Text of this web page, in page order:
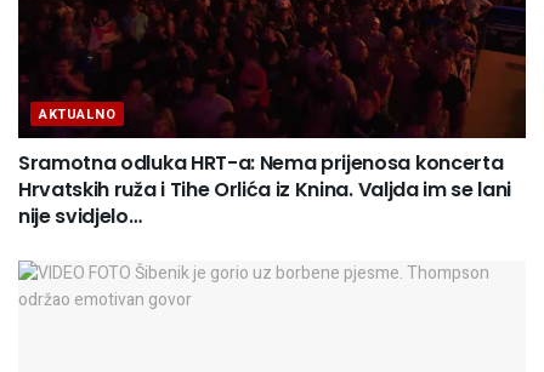
AKTUALNO
Sramotna odluka HRT-a: Nema prijenosa koncerta
Hrvatskih ruža i Tihe Orlića iz Knina. Valjda im se lani
nije svidjelo…